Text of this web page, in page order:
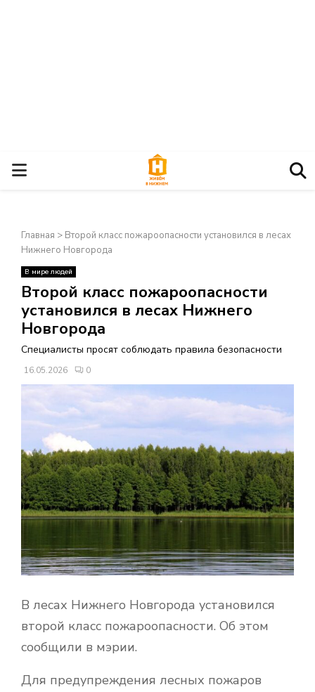
О
Н
О
В
Н
М
Е
Н
Главная > Второй класс пожароопасности установился в лесах
Нижнего Новгорода
В мире людей
Второй класс пожароопасности
установился в лесах Нижнего
Новгорода
Специалисты просят соблюдать правила безопасности
16.05.2026 0
В лесах Нижнего Новгорода установился
второй класс пожароопасности. Об этом
сообщили в мэрии.
Для предупреждения лесных пожаров